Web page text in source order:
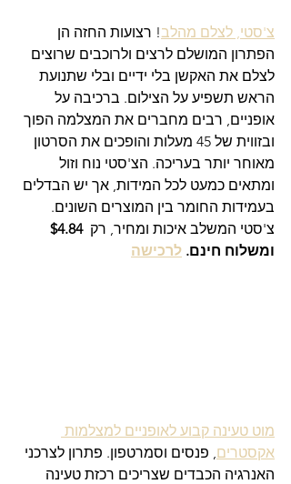
צ'סטי, לצלם מהלב! רצועות החזה הן
הפתרון המושלם לרצים ולרוכבים שרוצים
לצלם את האקשן בלי ידיים ובלי שתנועת
הראש תשפיע על הצילום. ברכיבה על
אופניים, רבים מחברים את המצלמה הפוך
ובזווית של 45 מעלות והופכים את הסרטון
מאוחר יותר בעריכה. הצ'סטי נוח וזול
ומתאים כמעט לכל המידות, אך יש הבדלים
בעמידות החומר בין המוצרים השונים.
צ'סטי המשלב איכות ומחיר, רק
ומשלוח חינם. לרכישה
מוט טעינה קבוע לאופניים למצלמות
אקסטרים, פנסים וסמרטפון. פתרון לצרכני
האנרגיה הכבדים שצריכים רכזת טעינה